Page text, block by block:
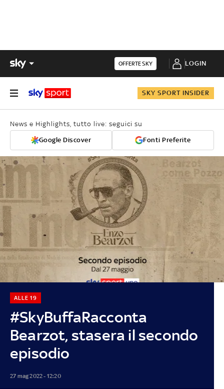
OFFERTE SKY LOGIN
SKY SPORT INSIDER
News e Highlights, tutto live: seguici su
Google Discover Fonti Preferite
#SkyBuffaRacconta
Bearzot, stasera il secondo
episodio
ALLE 19
27 mag 2022 - 12:20